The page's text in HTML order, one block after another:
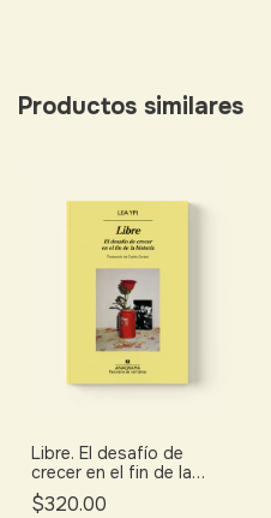
Productos similares
Libre. El desafío de
crecer en el fin de la
historia. - Ypi, Lea
$320.00